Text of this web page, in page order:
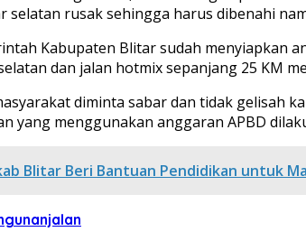
selatan rusak sehingga harus dibenahi
Kabupaten Blitar sudah menyiapkan
dan jalan hotmix sepanjang 25 KM
diminta sabar dan tidak gelisah
yang menggunakan anggaran APBD
Blitar Beri Bantuan Pendidikan untuk